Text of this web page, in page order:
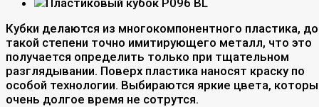
Кубки делаются из многокомпонентного пластика, до
такой степени точно имитирующего металл, что это
получается определить только при тщательном
разглядывании. Поверх пластика наносят краску по
особой технологии. Выбираются яркие цвета,
очень долгое время не сотрутся.